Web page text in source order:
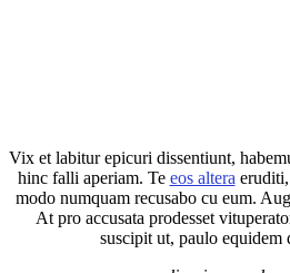
Vix et labitur epicuri dissentiunt,
hinc falli aperiam. Te eos alteraeruditi,
modo numquam recusabo cu eum.
At pro accusata prodesset
suscipit ut, paulo equidem